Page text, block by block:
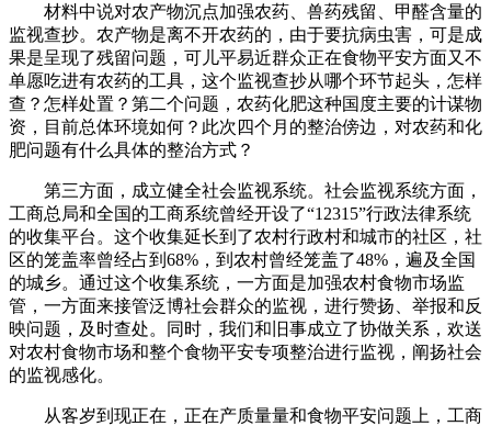
材料中说对农产物沉点加强农药、兽药残留、甲醛含量的
监视查抄。农产物是离不开农药的，由于要抗病虫害，可是成
果是呈现了残留问题，可儿平易近群众正在食物平安方面又不
单愿吃进有农药的工具，这个监视查抄从哪个环节起头，怎样
查？怎样处置？第二个问题，农药化肥这种国度主要的计谋物
资，目前总体环境如何？此次四个月的整治傍边，对农药和化
肥问题有什么具体的整治方式？
第三方面，成立健全社会监视系统。社会监视系统方面，
工商总局和全国的工商系统曾经开设了“12315”行政法律系统
的收集平台。这个收集延长到了农村行政村和城市的社区，社
区的笼盖率曾经占到68%，到农村曾经笼盖了48%，遍及全国
的城乡。通过这个收集系统，一方面是加强农村食物市场监
管，一方面来接管泛博社会群众的监视，进行赞扬、举报和反
映问题，及时查处。同时，我们和旧事成立了协做关系，欢送
对农村食物市场和整个食物平安专项整治进行监视，阐扬社会
的监视感化。
从客岁到现正在，正在产质量量和食物平安问题上，工商